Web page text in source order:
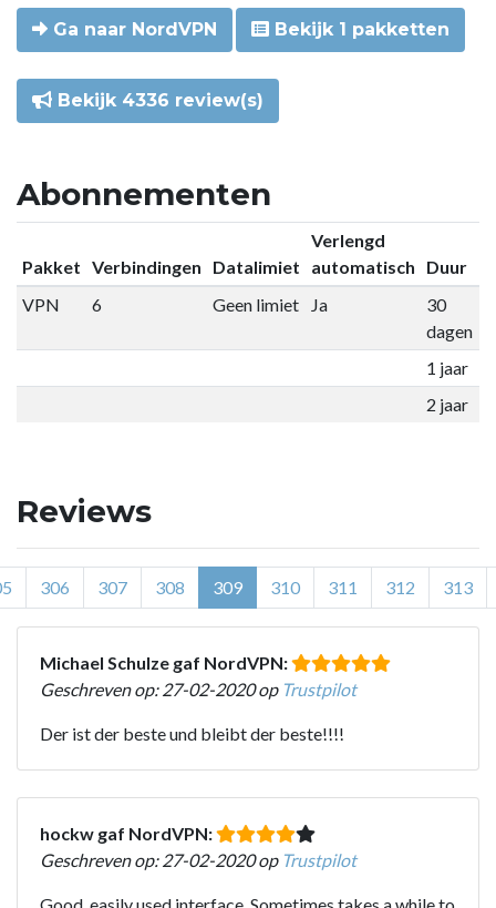
Ga naar NordVPN Bekijk 1 pakketten
Bekijk 4336 review(s)
Abonnementen
Pakket Verbindingen Datalimiet
Verlengd
automatisch
Duur
VPN
6 Geen limiet Ja
30
dagen
1 jaar
2 jaar
Reviews
306 307 308 309 310 311 312 313
Michael Schulze gaf NordVPN:
Geschreven op: 27-02-2020 op Trustpilot
Der ist der beste und bleibt der beste!!!!
hockw gaf NordVPN:
Geschreven op: 27-02-2020 op Trustpilot
Good, easily used interface. Sometimes takes a while to